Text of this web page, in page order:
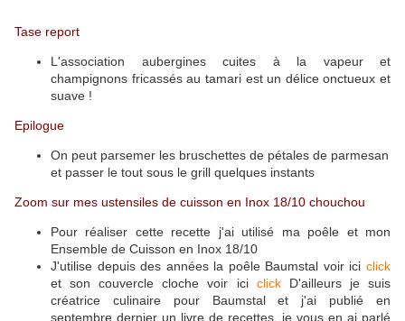
Tase report
L'association aubergines cuites à la vapeur et
champignons fricassés au tamari est un délice onctueux et
suave !
Epilogue
On peut parsemer les bruschettes de pétales de parmesan
et passer le tout sous le grill quelques instants
Zoom sur mes ustensiles de cuisson en Inox 18/10 chouchou
Pour réaliser cette recette j'ai utilisé ma poêle et mon
Ensemble de Cuisson en Inox 18/10
J'utilise depuis des années la poêle Baumstal voir ici click
et son couvercle cloche voir ici click D'ailleurs je suis
créatrice culinaire pour Baumstal et j'ai publié en
septembre dernier un livre de recettes, je vous en ai parlé